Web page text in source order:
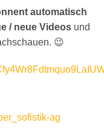
automatisch
/ neue Videos und
😉
ag